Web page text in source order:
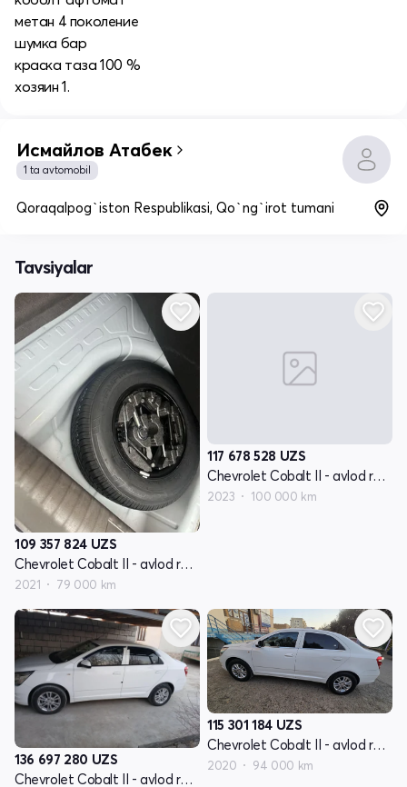
метан 4 поколение
шумка бар
краска таза 100 %
хозяин 1.
Исмайлов Атабек
1 ta avtomobil
Qoraqalpog`iston Respublikasi, Qo`ng`irot tumani
Tavsiyalar
109 357 824 UZS
Chevrolet Cobalt II - avlod restyling
2021 79 000 km
117 678 528 UZS
Chevrolet Cobalt II - avlod restyling
2023 100 000 km
136 697 280 UZS
Chevrolet Cobalt II - avlod restyling
115 301 184 UZS
Chevrolet Cobalt II - avlod restyling
2020 94 000 km